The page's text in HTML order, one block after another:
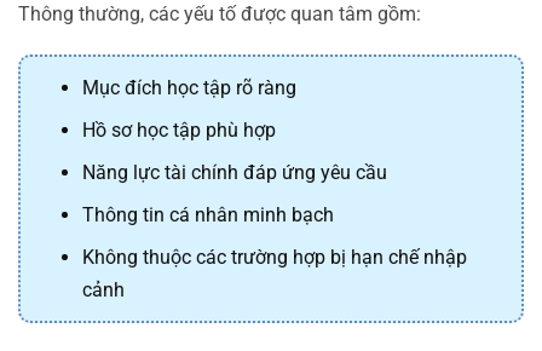
Thông thường, các yếu tố được quan tâm gồm:
Mục đích học tập rõ ràng
Hồ sơ học tập phù hợp
Năng lực tài chính đáp ứng yêu cầu
Thông tin cá nhân minh bạch
Không thuộc các trường hợp bị hạn chế nhập
cảnh